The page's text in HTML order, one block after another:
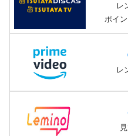
レ
ポイ
レ